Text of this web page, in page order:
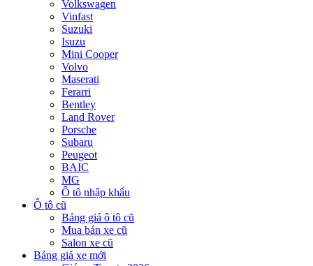
Volkswagen
Vinfast
Suzuki
Isuzu
Mini Cooper
Volvo
Maserati
Ferarri
Bentley
Land Rover
Porsche
Subaru
Peugeot
BAIC
MG
Ô tô nhập khẩu
Ô tô cũ
Bảng giá ô tô cũ
Mua bán xe cũ
Salon xe cũ
Bảng giá xe mới